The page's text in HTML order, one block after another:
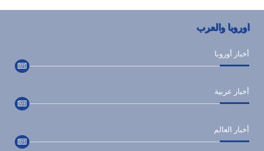
اوروبا والعرب
أخبار أوروبا
أخبار عربية
أخبار العالم